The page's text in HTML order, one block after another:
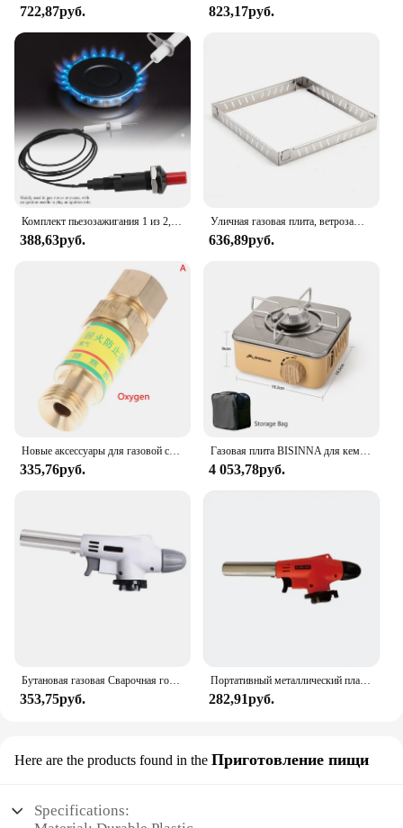
722,87руб. 823,17руб.
Комплект пьезозажигания 1 из 2, газовая плита, воспламенитель для барбекю гриля с иглой зажигания, для природного газа, спиртового масла
388,63руб.
Уличная газовая плита, ветрозащитный экран, Складное Лобовое стекло из нержавеющей стали, фотоэкран, плита для приготовления пищи и барбекю, аксессуары для кемпинга и пешего туризма
636,89руб.
Новые аксессуары для газовой сварки, кислородный/ацетиленовый обратный клапан, фонариковый затвор, сварочный/режущий инструмент для газовой резки
335,76руб.
Газовая плита BISINNA для кемпинга, 2800 Вт, портативная кассетная печь с высокой мощностью, уличная газовая горелка, лагерь для пикника
4 053,78руб.
Бутановая газовая Сварочная горелка для приготовления пищи с автоматическим зажиганием
353,75руб.
Портативный металлический пламенный пистолет, бутановая газовая сварочная горелка, сварочная газовая горелка, газовая горелка, продувка для барбекю, кемпинга, приготовления пищи
282,91руб.
Here are the products found in the Приготовление пищи
Specifications: